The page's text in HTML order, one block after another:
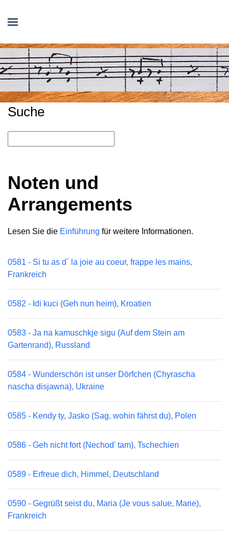
Suche
Noten und
Arrangements
Lesen Sie die Einführung für weitere Informationen.
0581 - Si tu as d´ la joie au coeur, frappe les mains,
Frankreich
0582 - Idi kuci (Geh nun heim), Kroatien
0583 - Ja na kamuschkje sigu (Auf dem Stein am
Gartenrand), Russland
0584 - Wunderschön ist unser Dörfchen (Chyrascha
nascha disjawna), Ukraine
0585 - Kendy ty, Jasko (Sag, wohin fährst du), Polen
0586 - Geh nicht fort (Nechod' tam), Tschechien
0589 - Erfreue dich, Himmel, Deutschland
0590 - Gegrüßt seist du, Maria (Je vous salue, Marie),
Frankreich